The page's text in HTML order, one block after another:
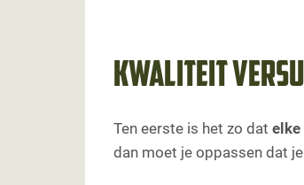
Kwaliteit
Ten eerste is het zo dat
dan moet je oppassen dat